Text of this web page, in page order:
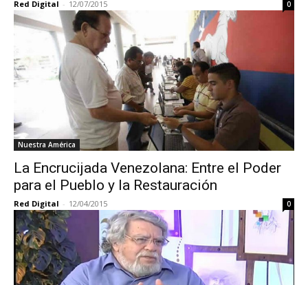
Red Digital - 12/07/2015 0
Nuestra América
La Encrucijada Venezolana: Entre el Poder
para el Pueblo y la Restauración
Red Digital - 12/04/2015 0